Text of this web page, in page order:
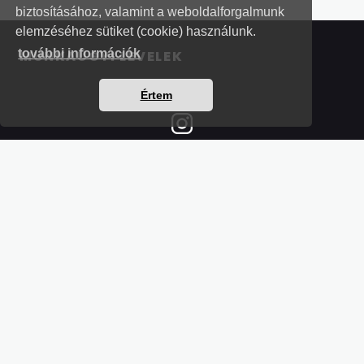
biztosításához, valamint a weboldalforgalmunk
elemzéséhez sütiket (cookie) használunk.
további információk
Értem
MUNKAÜGYI LEVELEK